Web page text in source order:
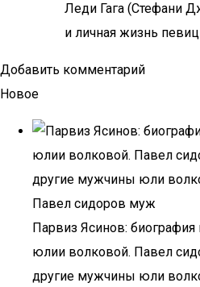
Леди Гага (Стефани
и личная жизнь
Добавить комментарий
Новое
Парвиз Ясинов:
юлии волковой. Павел
другие мужчины юли